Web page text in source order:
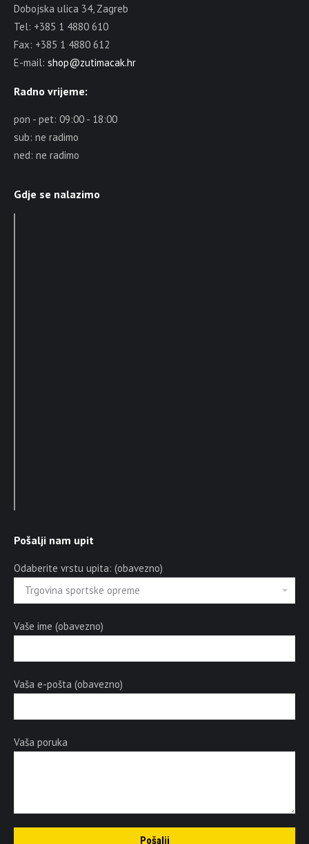
Dobojska ulica 34, Zagreb
Tel: +385 1 4880 610
Fax: +385 1 4880 612
E-mail: shop@zutimacak.hr
Radno vrijeme:
pon - pet: 09:00 - 18:00
sub: ne radimo
ned: ne radimo
Gdje se nalazimo
Pošalji nam upit
Odaberite vrstu upita: (obavezno)
Vaše ime (obavezno)
Vaša e-pošta (obavezno)
Vaša poruka